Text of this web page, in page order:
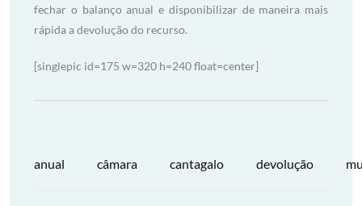
fechar o balanço anual e disponibilizar de maneira mais
rápida a devolução do recurso.
[singlepic id=175 w=320 h=240 float=center]
anual câmara cantagalo devolução